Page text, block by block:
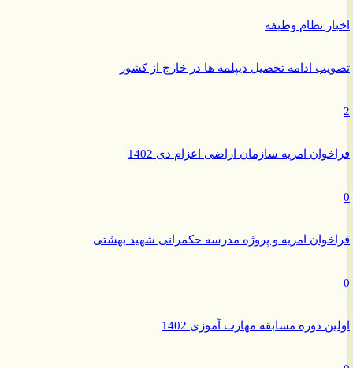
نظام وظیفه
ادامه تحصیل دیپلمه ها در خارج از کشور
امریه سازمان اراضی اعزام دی 1402
امریه و پروژه مدرسه حکمرانی شهید بهشتی
دوره مسابقه مهارت آموزی 1402